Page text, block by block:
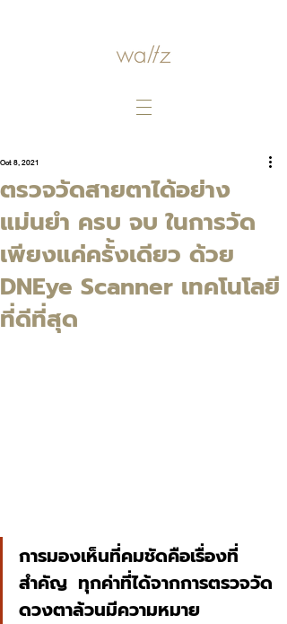
ตรวจวัดสายตาได้อย่าง
แม่นยำ ครบ จบ ในการวัด
เพียงแค่ครั้งเดียว ด้วย
DNEye Scanner เทคโนโลยี
ที่ดีที่สุด
Oct 8, 2021
การมองเห็นที่คมชัดคือเรื่องที่
สำคัญ ทุกค่าที่ได้จากการตรวจวัด
ดวงตาล้วนมีความหมาย